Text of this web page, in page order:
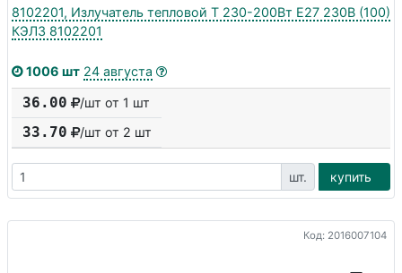
8102201, Излучатель тепловой Т 230-200Вт E27 230В (100)
КЭЛЗ 8102201
1006 шт 24 августа
36.00 /шт от 1 шт
33.70 /шт от 2 шт
шт. купить
Код: 2016007104